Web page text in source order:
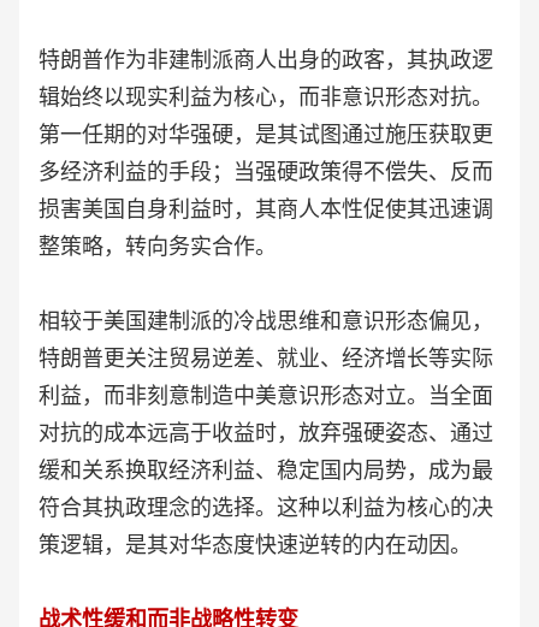
特朗普作为非建制派商人出身的政客，其执政逻
辑始终以现实利益为核心，而非意识形态对抗。
第一任期的对华强硬，是其试图通过施压获取更
多经济利益的手段；当强硬政策得不偿失、反而
损害美国自身利益时，其商人本性促使其迅速调
整策略，转向务实合作。
相较于美国建制派的冷战思维和意识形态偏见，
特朗普更关注贸易逆差、就业、经济增长等实际
利益，而非刻意制造中美意识形态对立。当全面
对抗的成本远高于收益时，放弃强硬姿态、通过
缓和关系换取经济利益、稳定国内局势，成为最
符合其执政理念的选择。这种以利益为核心的决
策逻辑，是其对华态度快速逆转的内在动因。
战术性缓和而非战略性转变